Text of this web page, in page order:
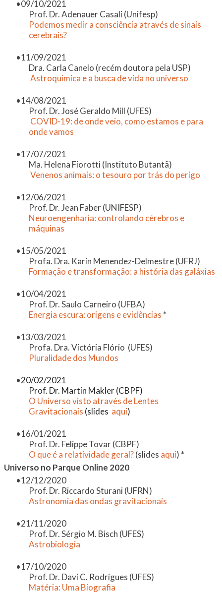
09/10/2021
Prof. Dr. Adenauer Casali (Unifesp)
Podemos medir a consciência através de sinais
cerebrais?
11/09/2021
Dra. Carla Canelo (recém doutora pela USP)
Astroquímica e a busca de vida no universo
14/08/2021
Prof. Dr. José Geraldo Mill (UFES)
COVID-19: de onde veio, como estamos e para
onde vamos
17/07/2021
Ma. Helena Fiorotti (Instituto Butantã)
Venenos animais: o tesouro por trás do perigo
12/06/2021
Prof. Dr. Jean Faber (UNIFESP)
Neuroengenharia: controlando cérebros e
máquinas
15/05/2021
Profa. Dra. Karín Menendez-Delmestre (UFRJ)
Formação e transformação: a história das galáxias
10/04/2021
Prof. Dr. Saulo Carneiro (UFBA)
Energia escura: origens e evidências *
13/03/2021
Profa. Dra. Victória Flório (UFES)
Pluralidade dos Mundos
20/02/2021
Prof. Dr. Martin Makler (CBPF)
O Universo visto através de Lentes
Gravitacionais (slides aqui)
16/01/2021
Prof. Dr. Felippe Tovar (CBPF)
O que é a relatividade geral?(slides aqui) *
Universo no Parque Online 2020
​12/12/2020
Prof. Dr. Riccardo Sturani (UFRN)
Astronomia das ondas gravitacionais
21/11/2020
Prof. Dr. Sérgio M. Bisch (UFES)
Astrobiologia
17/10/2020
Prof. Dr. Davi C. Rodrigues (UFES)
Matéria: Uma Biografia